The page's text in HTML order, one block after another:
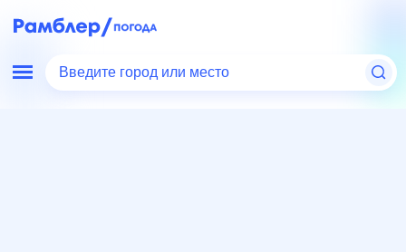
Введите город или место